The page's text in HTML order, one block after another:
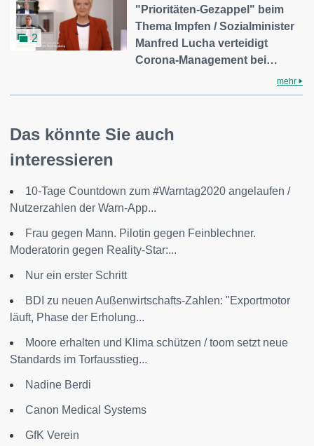
2
"Prioritäten-Gezappel" beim
Thema Impfen / Sozialminister
Manfred Lucha verteidigt
Corona-Management bei…
mehr
Das könnte Sie auch
interessieren
10-Tage Countdown zum #Warntag2020 angelaufen /
Nutzerzahlen der Warn-App...
Frau gegen Mann. Pilotin gegen Feinblechner.
Moderatorin gegen Reality-Star:...
Nur ein erster Schritt
BDI zu neuen Außenwirtschafts-Zahlen: "Exportmotor
läuft, Phase der Erholung...
Moore erhalten und Klima schützen / toom setzt neue
Standards im Torfausstieg...
Nadine Berdi
Canon Medical Systems
GfK Verein